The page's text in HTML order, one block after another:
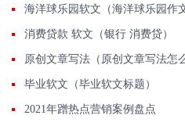
海洋球乐园软文（海洋球乐园作
消费贷款 软文（银行 消费贷）
原创文章写法（原创文章写法怎
毕业软文（毕业软文标题）
2021年蹭热点营销案例盘点